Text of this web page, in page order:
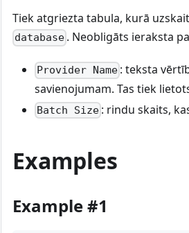
Tiek atgriezta tabula, kurā
database . Neobligāts ieraksta
Provider Name : teksta
savienojumam. Tas tiek
Batch Size : rindu skaits,
Examples
Example #1